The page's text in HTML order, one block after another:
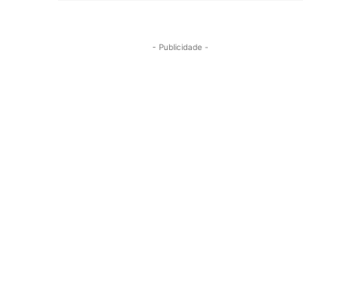
- Publicidade -